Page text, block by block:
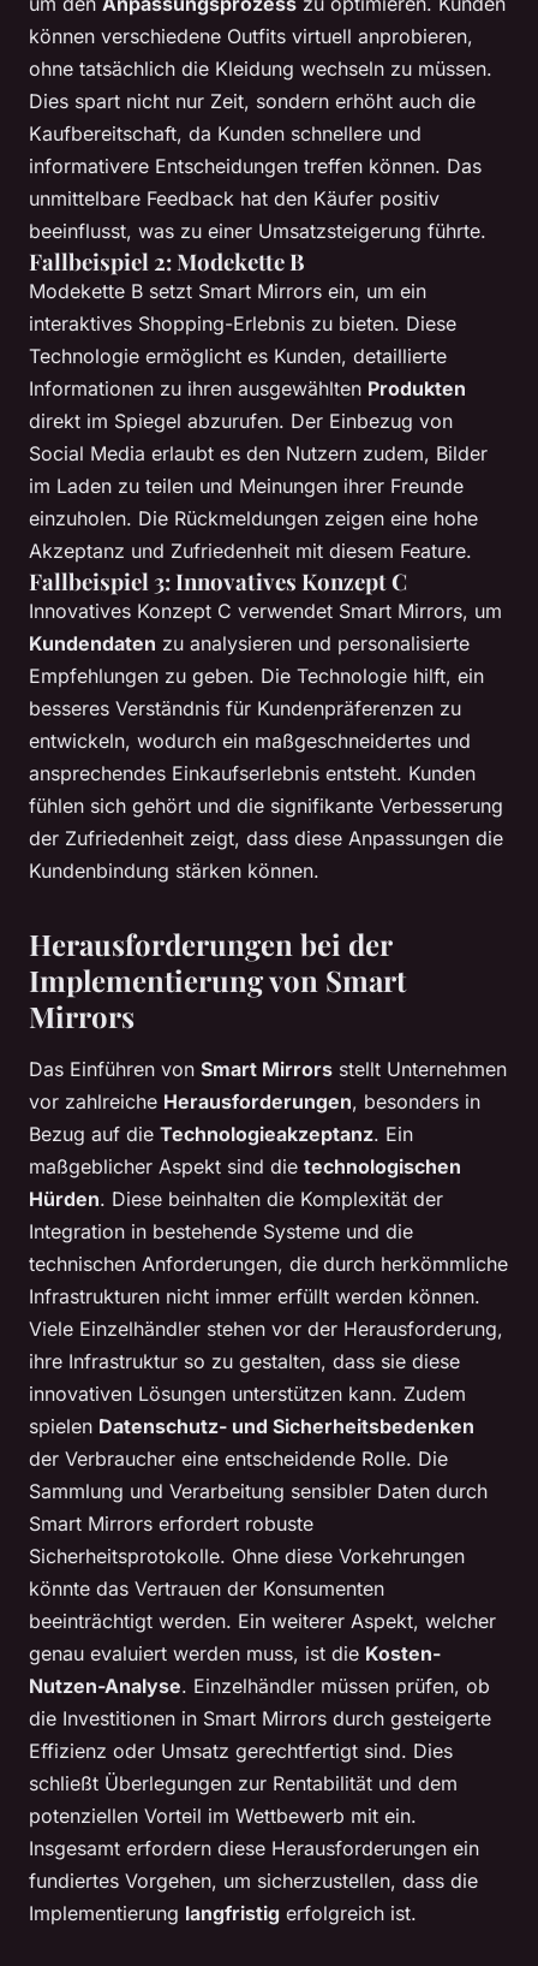
können verschiedene Outfits virtuell anprobieren,
ohne tatsächlich die Kleidung wechseln zu müssen.
Dies spart nicht nur Zeit, sondern erhöht auch die
Kaufbereitschaft, da Kunden schnellere und
informativere Entscheidungen treffen können. Das
unmittelbare Feedback hat den Käufer positiv
beeinflusst, was zu einer Umsatzsteigerung führte.
Fallbeispiel 2: Modekette B
Modekette B setzt Smart Mirrors ein, um ein
interaktives Shopping-Erlebnis zu bieten. Diese
Technologie ermöglicht es Kunden, detaillierte
Informationen zu ihren ausgewählten Produkten
direkt im Spiegel abzurufen. Der Einbezug von
Social Media erlaubt es den Nutzern zudem, Bilder
im Laden zu teilen und Meinungen ihrer Freunde
einzuholen. Die Rückmeldungen zeigen eine hohe
Akzeptanz und Zufriedenheit mit diesem Feature.
Fallbeispiel 3: Innovatives Konzept C
Innovatives Konzept C verwendet Smart Mirrors, um
Kundendaten zu analysieren und personalisierte
Empfehlungen zu geben. Die Technologie hilft, ein
besseres Verständnis für Kundenpräferenzen zu
entwickeln, wodurch ein maßgeschneidertes und
ansprechendes Einkaufserlebnis entsteht. Kunden
fühlen sich gehört und die signifikante Verbesserung
der Zufriedenheit zeigt, dass diese Anpassungen die
Kundenbindung stärken können.
Herausforderungen bei der
Implementierung von Smart
Mirrors
Das Einführen von Smart Mirrors stellt Unternehmen
vor zahlreiche Herausforderungen, besonders in
Bezug auf die Technologieakzeptanz. Ein
maßgeblicher Aspekt sind die technologischen
Hürden. Diese beinhalten die Komplexität der
Integration in bestehende Systeme und die
technischen Anforderungen, die durch herkömmliche
Infrastrukturen nicht immer erfüllt werden können.
Viele Einzelhändler stehen vor der Herausforderung,
ihre Infrastruktur so zu gestalten, dass sie diese
innovativen Lösungen unterstützen kann. Zudem
spielen Datenschutz- und Sicherheitsbedenken
der Verbraucher eine entscheidende Rolle. Die
Sammlung und Verarbeitung sensibler Daten durch
Smart Mirrors erfordert robuste
Sicherheitsprotokolle. Ohne diese Vorkehrungen
könnte das Vertrauen der Konsumenten
beeinträchtigt werden. Ein weiterer Aspekt, welcher
genau evaluiert werden muss, ist die Kosten-
Nutzen-Analyse. Einzelhändler müssen prüfen, ob
die Investitionen in Smart Mirrors durch gesteigerte
Effizienz oder Umsatz gerechtfertigt sind. Dies
schließt Überlegungen zur Rentabilität und dem
potenziellen Vorteil im Wettbewerb mit ein.
Insgesamt erfordern diese Herausforderungen ein
fundiertes Vorgehen, um sicherzustellen, dass die
Implementierung langfristig erfolgreich ist.